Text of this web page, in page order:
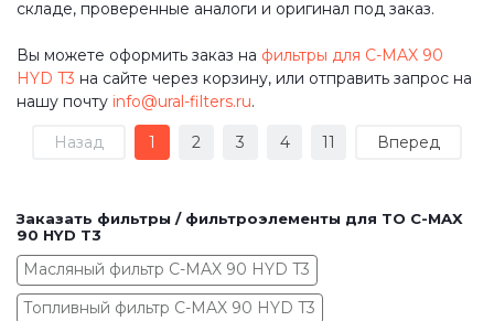
складе, проверенные аналоги и оригинал под заказ.
Вы можете оформить заказ на фильтры для C-MAX 90
HYD T3 на сайте через корзину, или отправить запрос на
нашу почту info@ural-filters.ru.
Назад 1 2 3 4 11 Вперед
Заказать фильтры / фильтроэлементы для ТО C-MAX
90 HYD T3
Масляный фильтр C-MAX 90 HYD T3
Топливный фильтр C-MAX 90 HYD T3